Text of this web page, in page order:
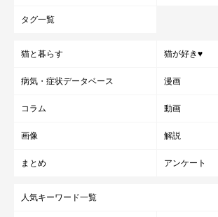
タグ一覧
猫と暮らす 猫が好き♥
病気・症状データベース 漫画
コラム 動画
画像 解説
まとめ アンケート
人気キーワード一覧